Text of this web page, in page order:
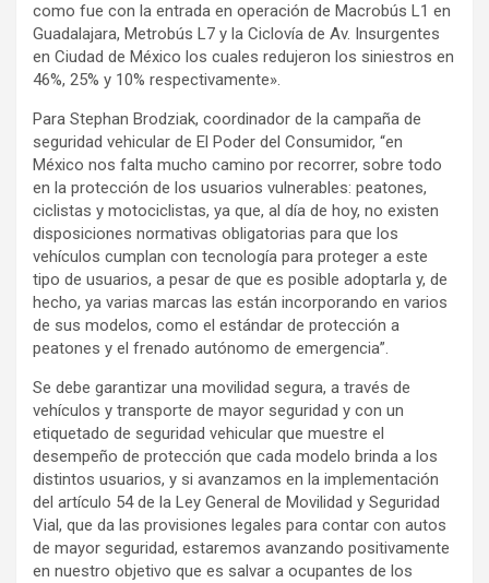
como fue con la entrada en operación de Macrobús L1 en
Guadalajara, Metrobús L7 y la Ciclovía de Av. Insurgentes
en Ciudad de México los cuales redujeron los siniestros en
46%, 25% y 10% respectivamente».
Para Stephan Brodziak, coordinador de la campaña de
seguridad vehicular de El Poder del Consumidor, “en
México nos falta mucho camino por recorrer, sobre todo
en la protección de los usuarios vulnerables: peatones,
ciclistas y motociclistas, ya que, al día de hoy, no existen
disposiciones normativas obligatorias para que los
vehículos cumplan con tecnología para proteger a este
tipo de usuarios, a pesar de que es posible adoptarla y, de
hecho, ya varias marcas las están incorporando en varios
de sus modelos, como el estándar de protección a
peatones y el frenado autónomo de emergencia”.
Se debe garantizar una movilidad segura, a través de
vehículos y transporte de mayor seguridad y con un
etiquetado de seguridad vehicular que muestre el
desempeño de protección que cada modelo brinda a los
distintos usuarios, y si avanzamos en la implementación
del artículo 54 de la Ley General de Movilidad y Seguridad
Vial, que da las provisiones legales para contar con autos
de mayor seguridad, estaremos avanzando positivamente
en nuestro objetivo que es salvar a ocupantes de los